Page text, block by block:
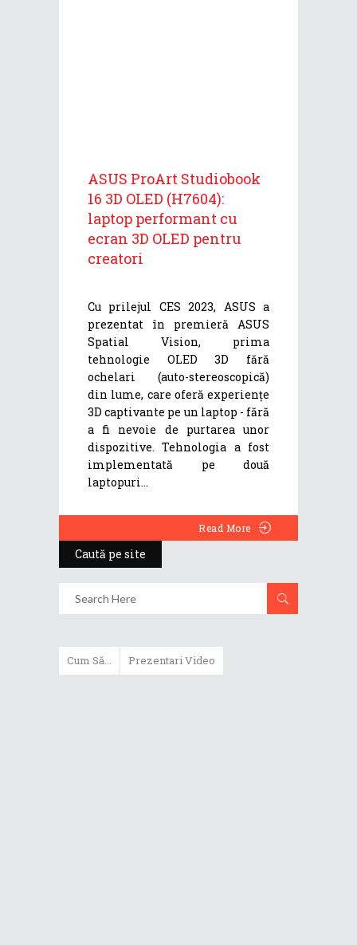
ASUS ProArt Studiobook
16 3D OLED (H7604):
laptop performant cu
ecran 3D OLED pentru
creatori
Cu prilejul CES 2023, ASUS a
prezentat în premieră ASUS
Spatial Vision, prima
tehnologie OLED 3D fără
ochelari (auto-stereoscopică)
din lume, care oferă experiențe
3D captivante pe un laptop - fără
a fi nevoie de purtarea unor
dispozitive. Tehnologia a fost
implementată pe două
laptopuri
Read More
Caută pe site
Cum Să... Prezentari Video